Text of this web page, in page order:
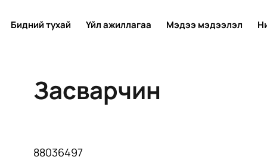
Бидний тухай Үйл ажиллагаа Мэдээ мэдээлэл
Засварчин
88036497